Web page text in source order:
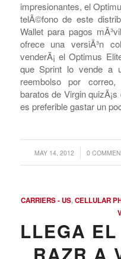
encontrÃ³ su
dispositivo
realizar el pedido, y
entregarlos a partir del
especificaciones
de 800MHz y
impresionantes, el
telÃ©fono de este
Wallet para pagos
venderÃ¡ el Optimus
que Sprint lo vende a
reembolso por
MAY 14, 2012 0 /